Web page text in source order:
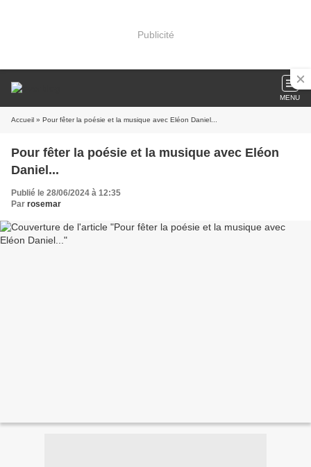
Publicité
MENU
Accueil » Pour fêter la poésie et la musique avec Eléon Daniel...
Pour fêter la poésie et la musique avec Eléon
Daniel...
Publié le 28/06/2024 à 12:35
Par rosemar